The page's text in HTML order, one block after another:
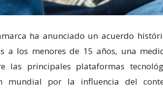
ha anunciado un acuerdo
a los menores de 15 años, una
las principales plataformas
mundial por la influencia del